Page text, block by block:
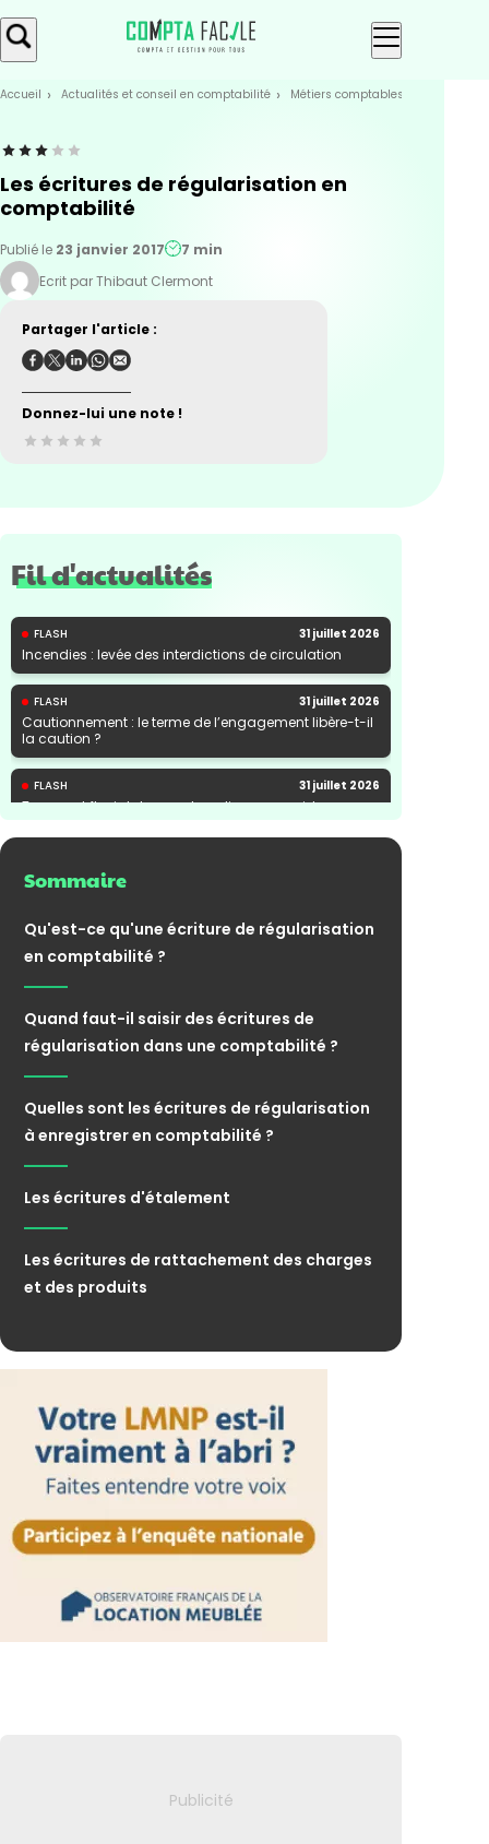
Skip
to
Aller au
contenu
Accueil Actualités et conseil en comptabilité Métiers comptables
Les écritures de régularisation en
comptabilité
Publié le 23 janvier 2017
7 min
Ecrit par Thibaut Clermont
Partager l'article :
Donnez-lui une note !
Fil d'actualités
FLASH 31 juillet 2026
Incendies : levée des interdictions de circulation
FLASH 31 juillet 2026
Cautionnement : le terme de l’engagement libère-t-il
la caution ?
FLASH 31 juillet 2026
Transport fluvial de marchandises : une aide
financière bienvenue
Sommaire
Qu'est-ce qu'une écriture de régularisation
en comptabilité ?
Quand faut-il saisir des écritures de
régularisation dans une comptabilité ?
Quelles sont les écritures de régularisation
à enregistrer en comptabilité ?
Les écritures d'étalement
Les écritures de rattachement des charges
et des produits